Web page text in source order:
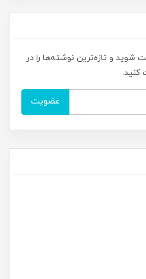
شوید و تازه‌ترین نوشته‌ها را در
کنید.
عضویت